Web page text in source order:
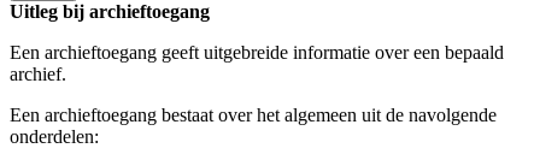
Uitleg bij archieftoegang
Een archieftoegang geeft uitgebreide informatie over een bepaald
archief.
Een archieftoegang bestaat over het algemeen uit de navolgende
onderdelen: